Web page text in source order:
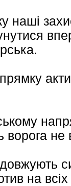
наші
ворога не
на